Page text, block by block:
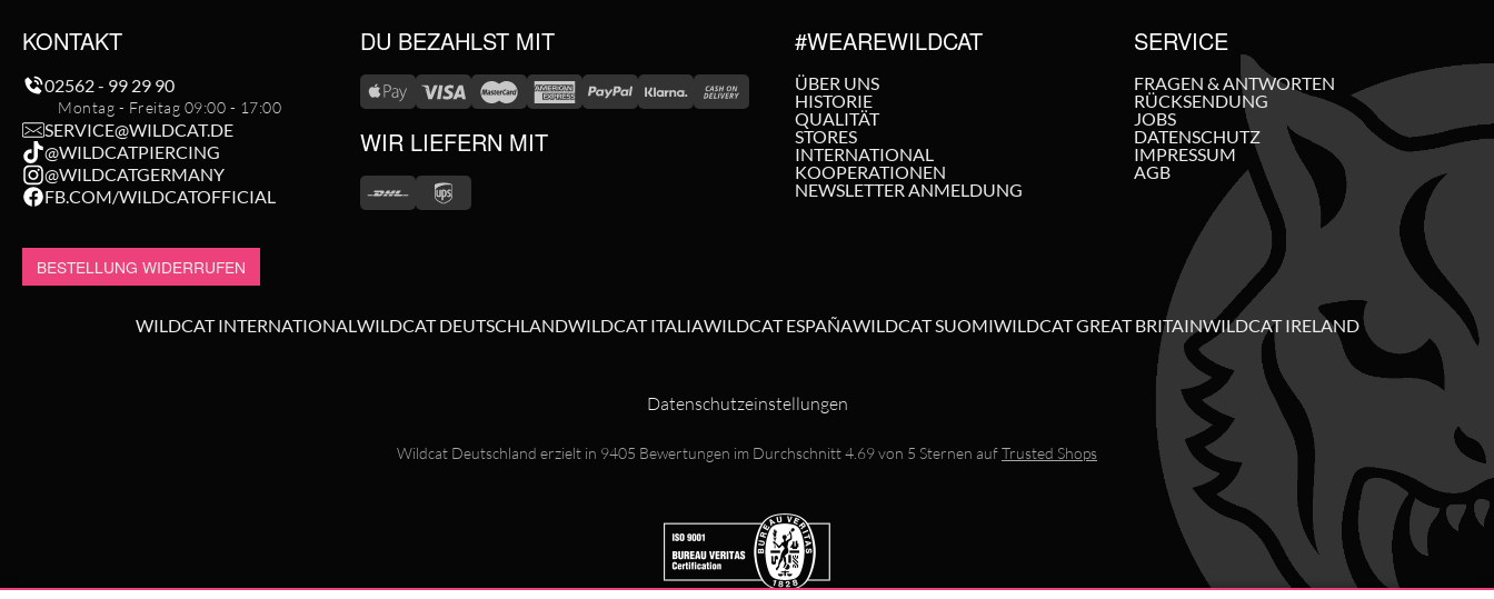
KONTAKT
02562 - 99 29 90
Montag - Freitag 09:00 - 17:00
SERVICE@WILDCAT.DE
@WILDCATPIERCING
@WILDCATGERMANY
FB.COM/WILDCATOFFICIAL
BESTELLUNG WIDERRUFEN
DU BEZAHLST MIT
WIR LIEFERN MIT
#WEAREWILDCAT
ÜBER UNS
HISTORIE
QUALITÄT
STORES
INTERNATIONAL
KOOPERATIONEN
NEWSLETTER ANMELDUNG
SERVICE
FRAGEN & ANTWORTEN
RÜCKSENDUNG
JOBS
DATENSCHUTZ
IMPRESSUM
AGB
WILDCAT INTERNATIONALWILDCAT DEUTSCHLANDWILDCAT ITALIAWILDCAT ESPAÑAWILDCAT SUOMIWILDCAT GREAT BRITAINWILDCAT IRELAND
Datenschutzeinstellungen
Wildcat Deutschland erzielt in 9405 Bewertungen im Durchschnitt4.69von 5 Sternen aufTrusted Shops